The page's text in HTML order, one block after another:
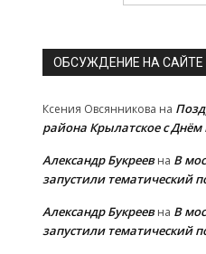
ОБСУЖДЕНИЕ НА САЙТЕ
Ксения Овсянникова на
района Крылатское с
Александр Букреевна В
запустили тематический
Александр Букреевна В
запустили тематический